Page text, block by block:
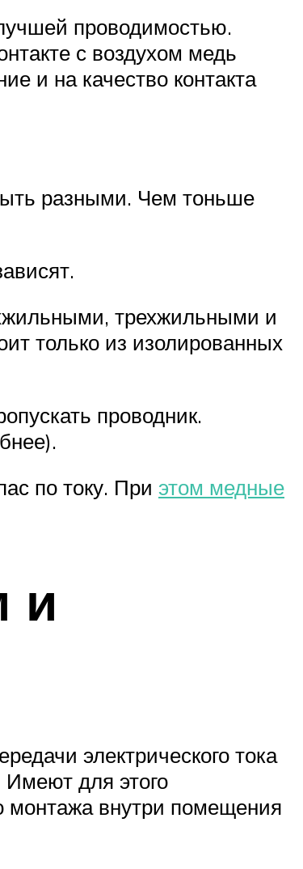
проводимостью.
с воздухом медь
и на качество контакта
разными. Чем тоньше
трехжильными и
только из изолированных
проводник.
по току. При этом медные
и
электрического тока
для этого
монтажа внутри помещения